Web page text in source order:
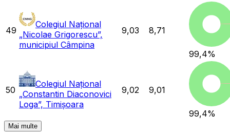
49
Colegiul Național
„Nicolae Grigorescu”,
municipiul Câmpina
9,03 8,71
99,4%
50
Colegiul Național
„Constantin Diaconovici
Loga”, Timișoara
9,02 9,01
99,4%
Mai multe